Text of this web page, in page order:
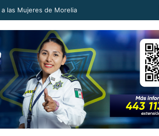
de las Audiencias: Alfonso Martínez